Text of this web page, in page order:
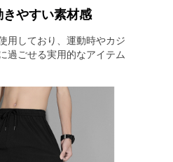
やすい素材感
用しており、運動時やカジ
過ごせる実用的なアイテム